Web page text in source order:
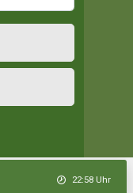
22:58 Uhr